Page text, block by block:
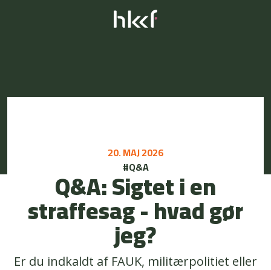
20. MAJ 2026
#Q&A
Q&A: Sigtet i en
straffesag - hvad gør
jeg?
Er du indkaldt af FAUK, militærpolitiet eller